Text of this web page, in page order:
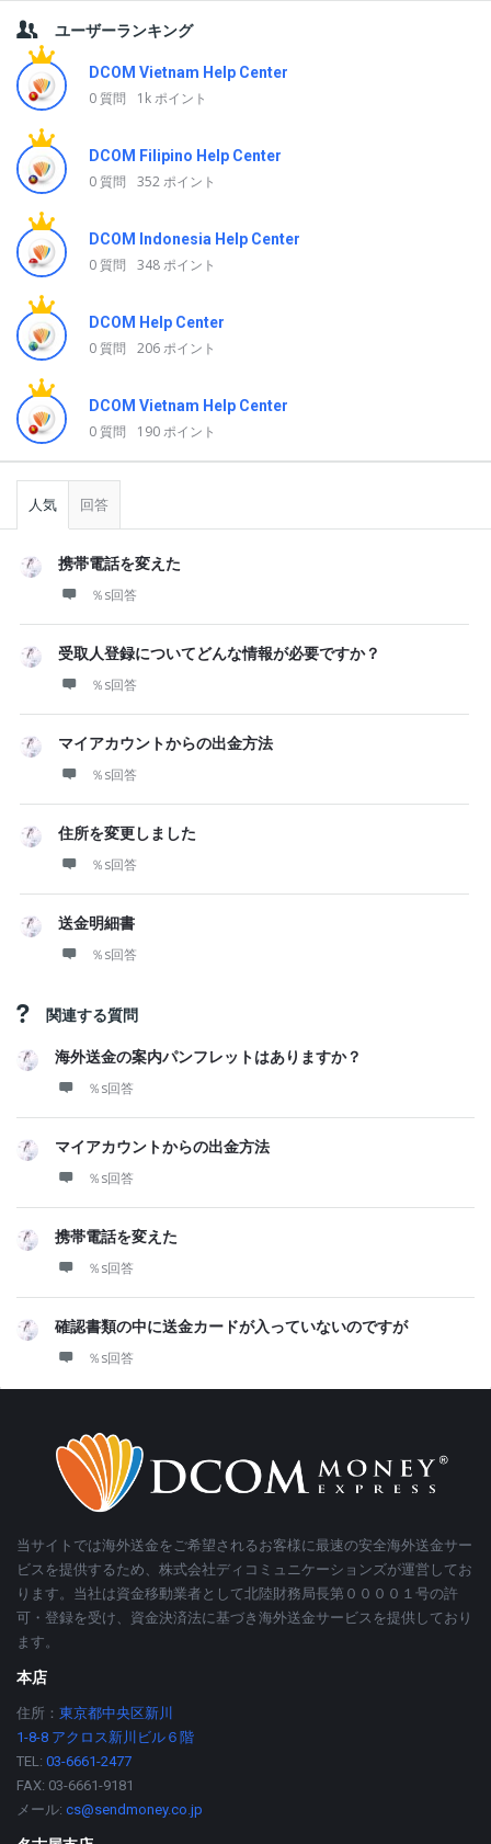
サ
イ
ド
バ
ユーザーランキング
DCOM Vietnam Help Center
0 質問 1k ポイント
DCOM Filipino Help Center
0 質問 352 ポイント
DCOM Indonesia Help Center
0 質問 348 ポイント
DCOM Help Center
0 質問 206 ポイント
DCOM Vietnam Help Center
0 質問 190 ポイント
人気 回答
携帯電話を変えた
％s回答
受取人登録についてどんな情報が必要ですか？
％s回答
マイアカウントからの出金方法
％s回答
住所を変更しました
％s回答
送金明細書
％s回答
関連する質問
海外送金の案内パンフレットはありますか？
％s回答
マイアカウントからの出金方法
％s回答
携帯電話を変えた
％s回答
確認書類の中に送金カードが入っていないのですが
％s回答
当サイトでは海外送金をご希望されるお客様に最速の安全海外送金サー
ビスを提供するため、株式会社ディコミュニケーションズが運営してお
ります。当社は資金移動業者として北陸財務局長第００００１号の許
可・登録を受け、資金決済法に基づき海外送金サービスを提供しており
ます。
本店
住所： 東京都中央区新川
1-8-8 アクロス新川ビル６階
TEL: 03-6661-2477
FAX: 03-6661-9181
メール: cs@sendmoney.co.jp